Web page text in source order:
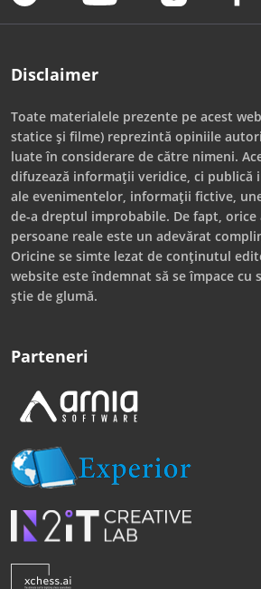
Disclaimer
Toate materialele prezente pe acest
statice și filme) reprezintă opiniile
luate în considerare de către nimeni.
difuzează informații veridice, ci
ale evenimentelor, informații fictive,
de-a dreptul improbabile. De fapt, orice
persoane reale este un adevărat
Oricine se simte lezat de conținutul
website este îndemnat să se împace cu
știe de glumă.
Parteneri